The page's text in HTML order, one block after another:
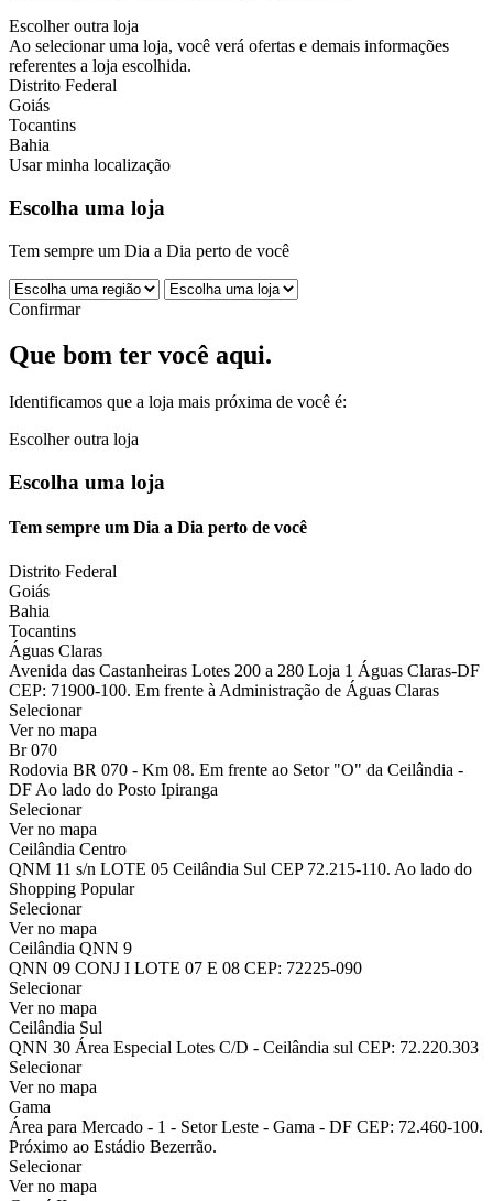
Escolher outra loja
Ao selecionar uma loja, você verá ofertas e demais informações
referentes a loja escolhida.
Distrito Federal
Goiás
Tocantins
Bahia
Usar minha localização
Escolha uma loja
Tem sempre um Dia a Dia perto de você
Confirmar
Que bom ter você aqui.
Identificamos que a loja mais próxima de você é:
Escolher outra loja
Escolha uma loja
Tem sempre um Dia a Dia perto de você
Distrito Federal
Goiás
Bahia
Tocantins
Águas Claras
Avenida das Castanheiras Lotes 200 a 280 Loja 1 Águas Claras-DF
CEP: 71900-100. Em frente à Administração de Águas Claras
Selecionar
Ver no mapa
Br 070
Rodovia BR 070 - Km 08. Em frente ao Setor "O" da Ceilândia -
DF Ao lado do Posto Ipiranga
Selecionar
Ver no mapa
Ceilândia Centro
QNM 11 s/n LOTE 05 Ceilândia Sul CEP 72.215-110. Ao lado do
Shopping Popular
Selecionar
Ver no mapa
Ceilândia QNN 9
QNN 09 CONJ I LOTE 07 E 08 CEP: 72225-090
Selecionar
Ver no mapa
Ceilândia Sul
QNN 30 Área Especial Lotes C/D - Ceilândia sul CEP: 72.220.303
Selecionar
Ver no mapa
Gama
Área para Mercado - 1 - Setor Leste - Gama - DF CEP: 72.460-100.
Próximo ao Estádio Bezerrão.
Selecionar
Ver no mapa